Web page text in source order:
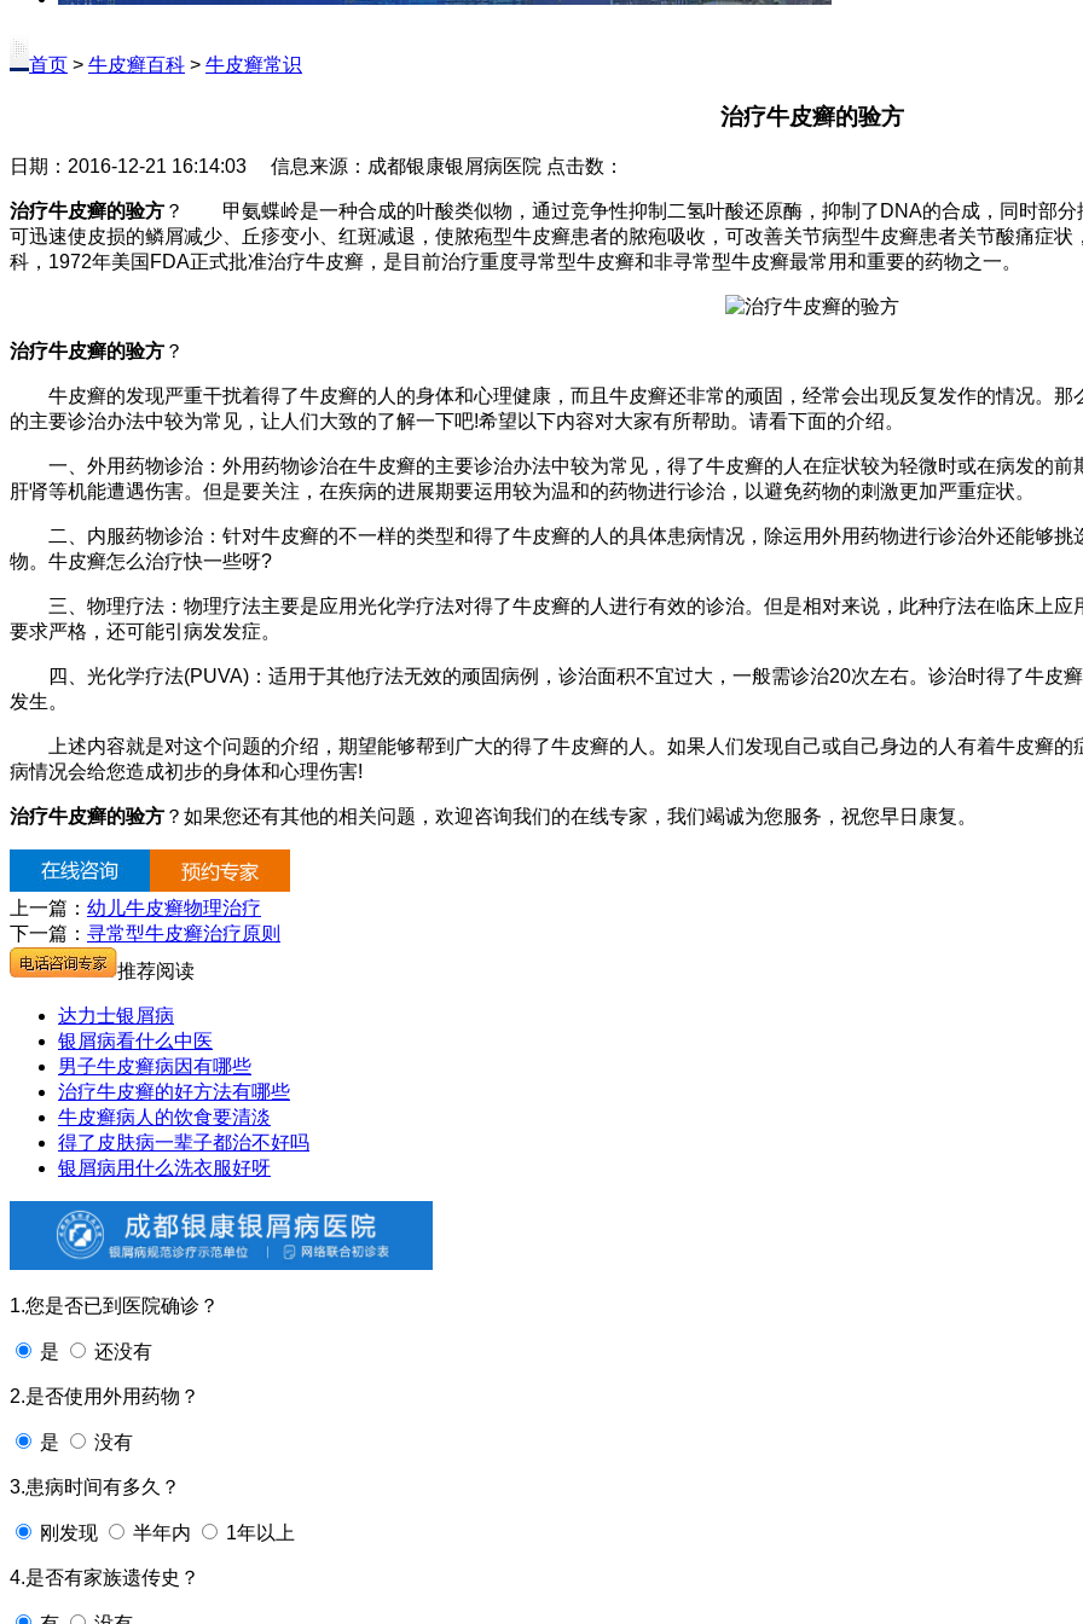
首页 > 牛皮癣百科 > 牛皮癣常识
治疗牛皮癣的验方
日期：2016-12-21 16:14:03 信息来源：成都银康银屑病医院 点击数：
治疗牛皮癣的验方 ？ 甲氨蝶岭是一种合成的叶酸类似物，通过竞争性抑制二氢叶酸还原酶，抑制了DNA的合成，同时部分
可迅速使皮损的鳞屑减少、丘疹变小、红斑减退，使脓疱型牛皮癣患者的脓疱吸收，可改善关节病型牛皮癣患者关节酸痛症
科，1972年美国FDA正式批准治疗牛皮癣，是目前治疗重度寻常型牛皮癣和非寻常型牛皮癣最常用和重要的药物之一。
治疗牛皮癣的验方 ？
牛皮癣的发现严重干扰着得了牛皮癣的人的身体和心理健康，而且牛皮癣还非常的顽固，经常会出现反复发作的情况。那
的主要诊治办法中较为常见，让人们大致的了解一下吧!希望以下内容对大家有所帮助。请看下面的介绍。
一、外用药物诊治：外用药物诊治在牛皮癣的主要诊治办法中较为常见，得了牛皮癣的人在症状较为轻微时或在病发的前
肝肾等机能遭遇伤害。但是要关注，在疾病的进展期要运用较为温和的药物进行诊治，以避免药物的刺激更加严重症状。
二、内服药物诊治：针对牛皮癣的不一样的类型和得了牛皮癣的人的具体患病情况，除运用外用药物进行诊治外还能够挑
物。牛皮癣怎么治疗快一些呀?
三、物理疗法：物理疗法主要是应用光化学疗法对得了牛皮癣的人进行有效的诊治。但是相对来说，此种疗法在临床上应
要求严格，还可能引病发发症。
四、光化学疗法(PUVA)：适用于其他疗法无效的顽固病例，诊治面积不宜过大，一般需诊治20次左右。诊治时得了牛皮
发生。
上述内容就是对这个问题的介绍，期望能够帮到广大的得了牛皮癣的人。如果人们发现自己或自己身边的人有着牛皮癣的
病情况会给您造成初步的身体和心理伤害!
治疗牛皮癣的验方 ？如果您还有其他的相关问题，欢迎咨询我们的在线专家，我们竭诚为您服务，祝您早日康复。
上一篇： 幼儿牛皮癣物理治疗
下一篇： 寻常型牛皮癣治疗原则
推荐阅读
达力士银屑病
银屑病看什么中医
男子牛皮癣病因有哪些
治疗牛皮癣的好方法有哪些
牛皮癣病人的饮食要清淡
得了皮肤病一辈子都治不好吗
银屑病用什么洗衣服好呀
1.您是否已到医院确诊？
是 还没有
2.是否使用外用药物？
是 没有
3.患病时间有多久？
刚发现 半年内 1年以上
4.是否有家族遗传史？